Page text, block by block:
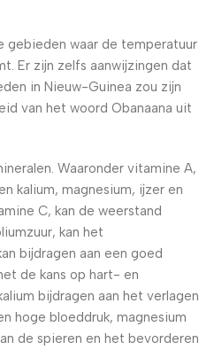
gebieden waar de temperatuur
Er zijn zelfs aanwijzingen dat
in Nieuw-Guinea zou zijn
van het woord Obanaana uit
Waaronder vitamine A,
kalium, magnesium, ijzer en
C, kan de weerstand
kan het
bijdragen aan een goed
de kans op hart- en
bijdragen aan het verlagen
hoge bloeddruk, magnesium
de spieren en het bevorderen